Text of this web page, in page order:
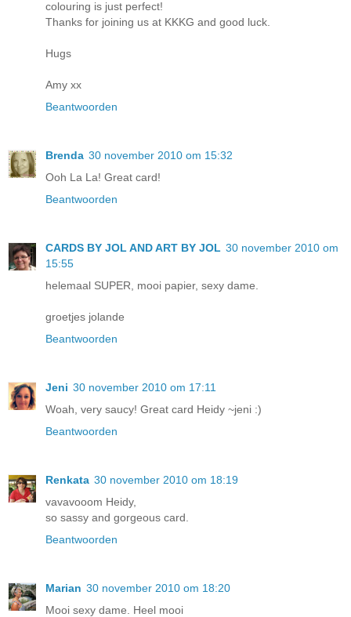
colouring is just perfect!
Thanks for joining us at KKKG and good luck.
Hugs
Amy xx
Beantwoorden
Brenda 30 november 2010 om 15:32
Ooh La La! Great card!
Beantwoorden
CARDS BY JOL AND ART BY JOL 30 november 2010 om
15:55
helemaal SUPER, mooi papier, sexy dame.
groetjes jolande
Beantwoorden
Jeni 30 november 2010 om 17:11
Woah, very saucy! Great card Heidy ~jeni :)
Beantwoorden
Renkata 30 november 2010 om 18:19
vavavooom Heidy,
so sassy and gorgeous card.
Beantwoorden
Marian 30 november 2010 om 18:20
Mooi sexy dame. Heel mooi